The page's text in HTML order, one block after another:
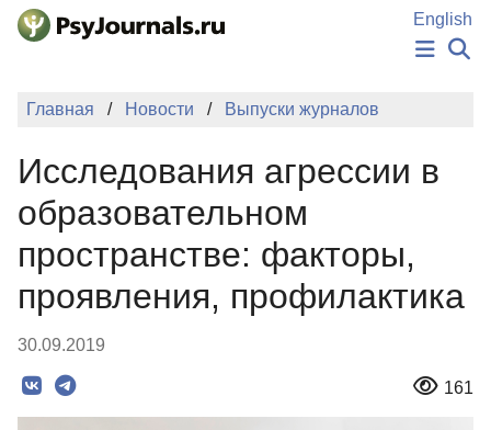
Перейти к основному содержанию
English
НОВОСТИ
ПОДАТЬ РУКОПИСЬ
КЛЮЧЕВЫЕ СЛОВА
Регистрация
Вход
Главная Новости Выпуски журналов
Исследования агрессии в
образовательном
пространстве: факторы,
проявления, профилактика
30.09.2019
161